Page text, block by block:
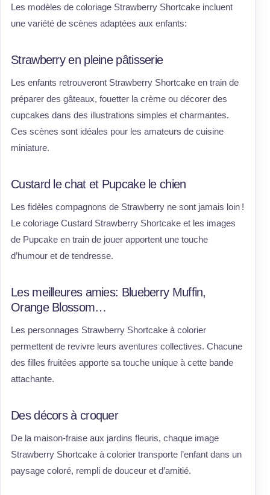
Les modèles de coloriage Strawberry Shortcake incluent
une variété de scènes adaptées aux enfants:
Strawberry en pleine pâtisserie
Les enfants retrouveront Strawberry Shortcake en train de
préparer des gâteaux, fouetter la crème ou décorer des
cupcakes dans des illustrations simples et charmantes.
Ces scènes sont idéales pour les amateurs de cuisine
miniature.
Custard le chat et Pupcake le chien
Les fidèles compagnons de Strawberry ne sont jamais loin !
Le coloriage Custard Strawberry Shortcake et les images
de Pupcake en train de jouer apportent une touche
d’humour et de tendresse.
Les meilleures amies: Blueberry Muffin,
Orange Blossom…
Les personnages Strawberry Shortcake à colorier
permettent de revivre leurs aventures collectives. Chacune
des filles fruitées apporte sa touche unique à cette bande
attachante.
Des décors à croquer
De la maison-fraise aux jardins fleuris, chaque image
Strawberry Shortcake à colorier transporte l’enfant dans un
paysage coloré, rempli de douceur et d’amitié.